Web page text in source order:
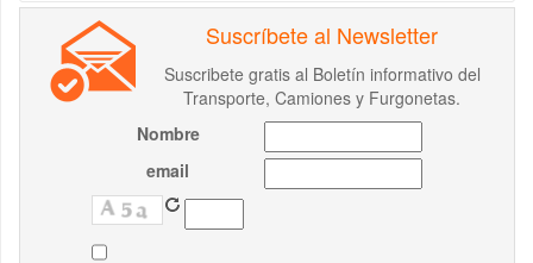
Suscríbete al Newsletter
Suscribete gratis al Boletín informativo del
Transporte, Camiones y Furgonetas.
Nombre
email